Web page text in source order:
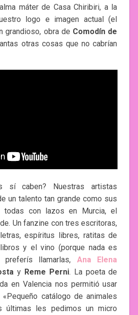
máter de Casa Chiribiri, a la
logo e imagen actual (el
grandioso, obra de Comodín de
otras cosas que no cabrían
sí caben? Nuestras artistas
un talento tan grande como sus
todas con lazos en Murcia, el
Un fanzine con tres escritoras,
espíritus libres, ratitas de
y el vino (porque nada es
preferís llamarlas, Ana Elena
y Reme Perni. La poeta de
en Valencia nos permitió usar
catálogo de animales
últimas les pedimos un micro